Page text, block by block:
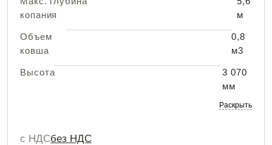
копания
м
Объем
ковша
0,8
м3
Высота
3 070
мм
Раскрыть
с НДСбез НДС